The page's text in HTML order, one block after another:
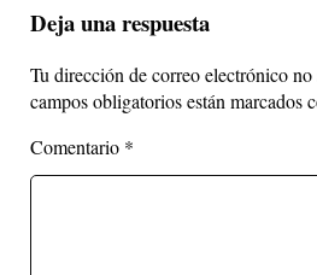
Deja una respuesta
Tu dirección de correo electrónico no
campos obligatorios están marcados
Comentario *